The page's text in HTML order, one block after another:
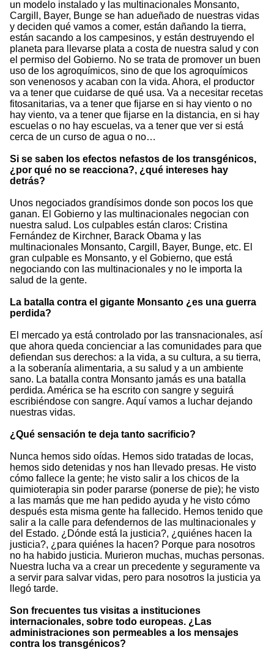
un modelo instalado y las multinacionales Monsanto,
Cargill, Bayer, Bunge se han adueñado de nuestras vidas
y deciden qué vamos a comer, están dañando la tierra,
están sacando a los campesinos, y están destruyendo el
planeta para llevarse plata a costa de nuestra salud y con
el permiso del Gobierno. No se trata de promover un buen
uso de los agroquímicos, sino de que los agroquímicos
son venenosos y acaban con la vida. Ahora, el productor
va a tener que cuidarse de qué usa. Va a necesitar recetas
fitosanitarias, va a tener que fijarse en si hay viento o no
hay viento, va a tener que fijarse en la distancia, en si hay
escuelas o no hay escuelas, va a tener que ver si está
cerca de un curso de agua o no…
Si se saben los efectos nefastos de los transgénicos,
¿por qué no se reacciona?, ¿qué intereses hay
detrás?
Unos negociados grandísimos donde son pocos los que
ganan. El Gobierno y las multinacionales negocian con
nuestra salud. Los culpables están claros: Cristina
Fernández de Kirchner, Barack Obama y las
multinacionales Monsanto, Cargill, Bayer, Bunge, etc. El
gran culpable es Monsanto, y el Gobierno, que está
negociando con las multinacionales y no le importa la
salud de la gente.
La batalla contra el gigante Monsanto ¿es una guerra
perdida?
El mercado ya está controlado por las transnacionales, así
que ahora queda concienciar a las comunidades para que
defiendan sus derechos: a la vida, a su cultura, a su tierra,
a la soberanía alimentaria, a su salud y a un ambiente
sano. La batalla contra Monsanto jamás es una batalla
perdida. América se ha escrito con sangre y seguirá
escribiéndose con sangre. Aquí vamos a luchar dejando
nuestras vidas.
¿Qué sensación te deja tanto sacrificio?
Nunca hemos sido oídas. Hemos sido tratadas de locas,
hemos sido detenidas y nos han llevado presas. He visto
cómo fallece la gente; he visto salir a los chicos de la
quimioterapia sin poder pararse (ponerse de pie); he visto
a las mamás que me han pedido ayuda y he visto cómo
después esta misma gente ha fallecido. Hemos tenido que
salir a la calle para defendernos de las multinacionales y
del Estado. ¿Dónde está la justicia?, ¿quiénes hacen la
justicia?, ¿para quiénes la hacen? Porque para nosotros
no ha habido justicia. Murieron muchas, muchas personas.
Nuestra lucha va a crear un precedente y seguramente va
a servir para salvar vidas, pero para nosotros la justicia ya
llegó tarde.
Son frecuentes tus visitas a instituciones
internacionales, sobre todo europeas. ¿Las
administraciones son permeables a los mensajes
contra los transgénicos?